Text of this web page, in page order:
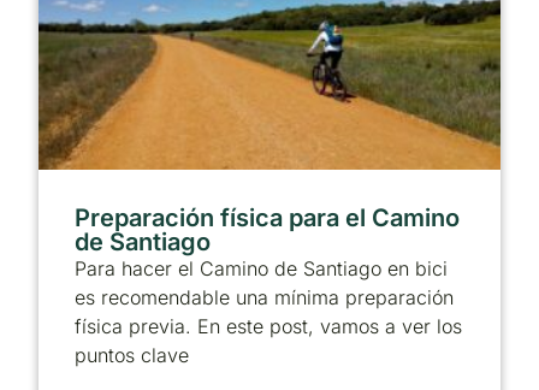
Preparación física para el Camino
de Santiago
Para hacer el Camino de Santiago en bici
es recomendable una mínima preparación
física previa. En este post, vamos a ver los
puntos clave